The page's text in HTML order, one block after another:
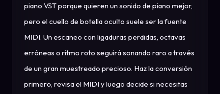
piano VST porque quieren un sonido de piano mejor,
pero el cuello de botella oculto suele ser la fuente
MIDI. Un escaneo con ligaduras perdidas, octavas
erróneas o ritmo roto seguirá sonando raro a través
de un gran muestreado precioso. Haz la conversión
primero, revisa el MIDI y luego decide si necesitas